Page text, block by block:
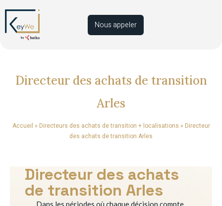
Nous appeler
Directeur des achats de transition
Arles
Accueil » Directeurs des achats de transition + localisations » Directeur
des achats de transition Arles
Directeur des achats
de transition Arles
Dans les périodes où chaque décision compte,